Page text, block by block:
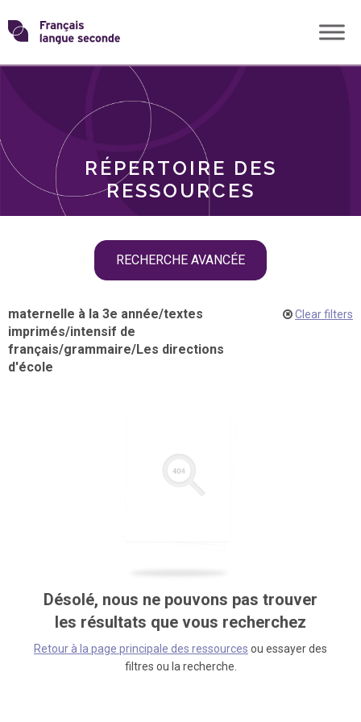
Skip
toTransformons
langue
RÉPERTOIRE DES
RESSOURCES
RECHERCHE AVANCÉE
THÈMES
maternelle à la 3e année/textes
imprimés/intensif de
français/grammaire/Les directions
d'école
Clear filters
Désolé, nous ne pouvons pas trouver
les résultats que vous recherchez
Retour à la page principale des ressources ou essayer des
filtres ou la recherche.